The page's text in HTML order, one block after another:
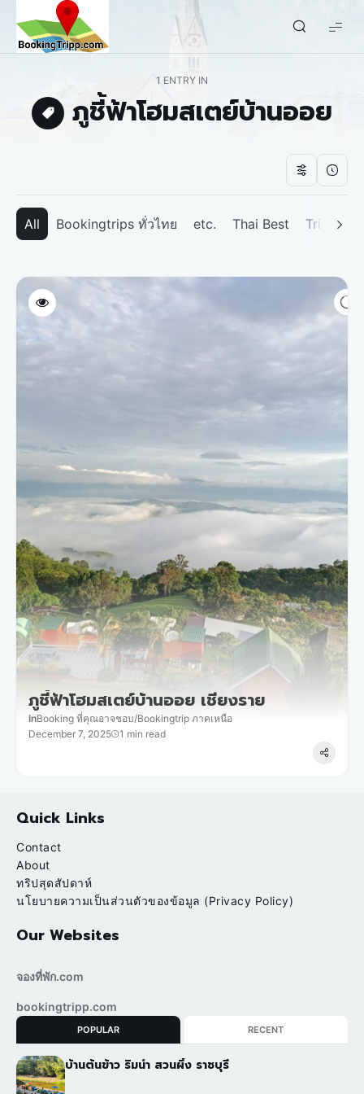
bookingtripp.com
1 ENTRY IN
ภูชี้ฟ้าโฮมสเตย์บ้านออย
All Bookingtrips ทั่วไทย etc. Thai Best Tripp
ภูชี้ฟ้าโฮมสเตย์บ้านออย เชียงราย
InBooking ที่คุณอาจชอบ/Bookingtrip ภาคเหนือ
December 7, 2025
1 min read
Quick Links
Contact
About
ทริปสุดสัปดาห์
นโยบายความเป็นส่วนตัวของข้อมูล (Privacy Policy)
Our Websites
จองที่พัก.com
bookingtripp.com
POPULAR RECENT
บ้านต้นข้าว ริมน้ำ สวนผึ้ง ราชบุรี